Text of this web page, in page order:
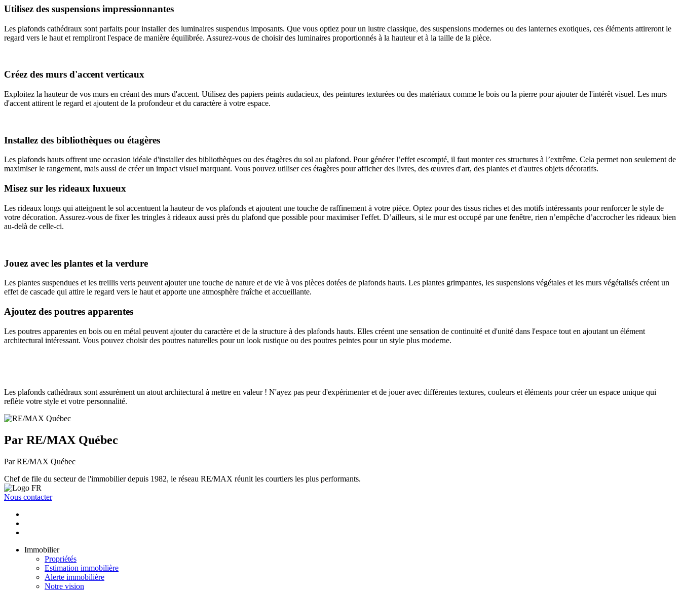
Utilisez des suspensions impressionnantes
Les plafonds cathédraux sont parfaits pour installer des luminaires suspendus imposants. Que vous optiez pour un lustre classique, des suspensions modernes ou des lanternes exotiques, ces éléments attireront le
regard vers le haut et rempliront l'espace de manière équilibrée. Assurez-vous de choisir des luminaires proportionnés à la hauteur et à la taille de la pièce.
Créez des murs d'accent verticaux
Exploitez la hauteur de vos murs en créant des murs d'accent. Utilisez des papiers peints audacieux, des peintures texturées ou des matériaux comme le bois ou la pierre pour ajouter de l'intérêt visuel. Les murs
d'accent attirent le regard et ajoutent de la profondeur et du caractère à votre espace.
Installez des bibliothèques ou étagères
Les plafonds hauts offrent une occasion idéale d'installer des bibliothèques ou des étagères du sol au plafond. Pour générer l’effet escompté, il faut monter ces structures à l’extrême. Cela permet non seulement de
maximiser le rangement, mais aussi de créer un impact visuel marquant. Vous pouvez utiliser ces étagères pour afficher des livres, des œuvres d'art, des plantes et d'autres objets décoratifs.
Misez sur les rideaux luxueux
Les rideaux longs qui atteignent le sol accentuent la hauteur de vos plafonds et ajoutent une touche de raffinement à votre pièce. Optez pour des tissus riches et des motifs intéressants pour renforcer le style de
votre décoration. Assurez-vous de fixer les tringles à rideaux aussi près du plafond que possible pour maximiser l'effet. D’ailleurs, si le mur est occupé par une fenêtre, rien n’empêche d’accrocher les rideaux bien
au-delà de celle-ci.
Jouez avec les plantes et la verdure
Les plantes suspendues et les treillis verts peuvent ajouter une touche de nature et de vie à vos pièces dotées de plafonds hauts. Les plantes grimpantes, les suspensions végétales et les murs végétalisés créent un
effet de cascade qui attire le regard vers le haut et apporte une atmosphère fraîche et accueillante.
Ajoutez des poutres apparentes
Les poutres apparentes en bois ou en métal peuvent ajouter du caractère et de la structure à des plafonds hauts. Elles créent une sensation de continuité et d'unité dans l'espace tout en ajoutant un élément
architectural intéressant. Vous pouvez choisir des poutres naturelles pour un look rustique ou des poutres peintes pour un style plus moderne.
Les plafonds cathédraux sont assurément un atout architectural à mettre en valeur ! N'ayez pas peur d'expérimenter et de jouer avec différentes textures, couleurs et éléments pour créer un espace unique qui
reflète votre style et votre personnalité.
Par RE/MAX Québec
Par RE/MAX Québec
Chef de file du secteur de l'immobilier depuis 1982, le réseau RE/MAX réunit les courtiers les plus performants.
Nous contacter
Immobilier
Propriétés
Estimation immobilière
Alerte immobilière
Notre vision